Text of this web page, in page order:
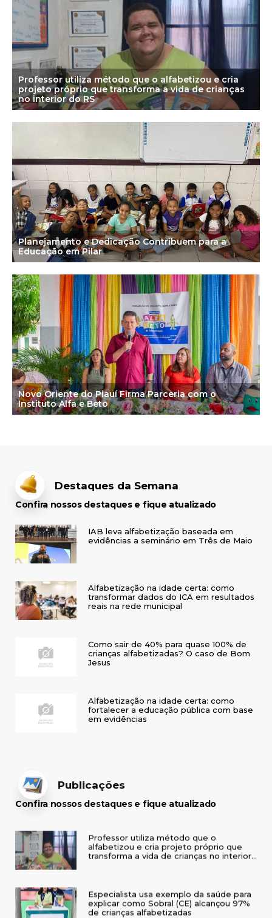
Professor utiliza método que o alfabetizou e cria
projeto próprio que transforma a vida de crianças
no interior do RS
Planejamento e Dedicação Contribuem para a
Educação em Pilar
Novo Oriente do Piauí Firma Parceria com o
Instituto Alfa e Beto
Destaques da Semana
Confira nossos destaques e fique atualizado
IAB leva alfabetização baseada em
evidências a seminário em Três de Maio
Alfabetização na idade certa: como
transformar dados do ICA em resultados
reais na rede municipal
Como sair de 40% para quase 100% de
crianças alfabetizadas? O caso de Bom
Jesus
Alfabetização na idade certa: como
fortalecer a educação pública com base
em evidências
Publicações
Confira nossos destaques e fique atualizado
alfabetizou e cria projeto próprio que
transforma a vida de crianças no interior
do RS
explicar como Sobral (CE) alcançou 97%
de crianças alfabetizadas